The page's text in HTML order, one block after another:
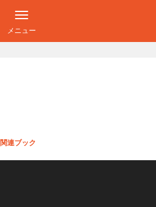
メニュー
関連ブック